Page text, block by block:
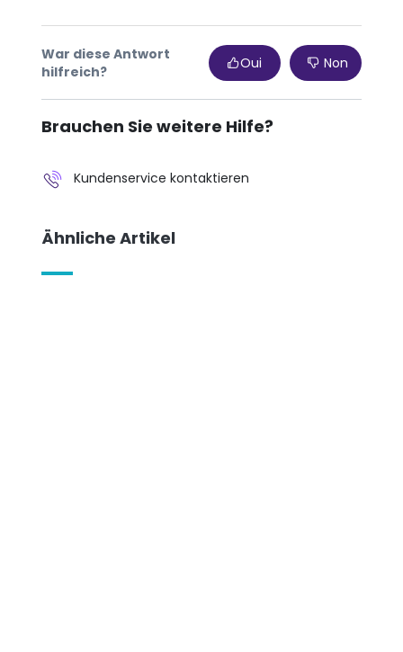
War diese Antwort
hilfreich?
Oui Non
Brauchen Sie weitere Hilfe?
Kundenservice kontaktieren
Ähnliche Artikel